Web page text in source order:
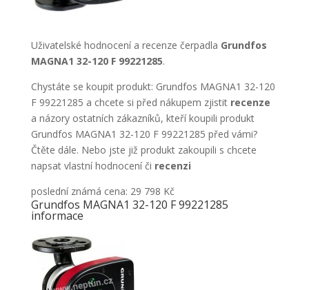
Uživatelské hodnocení a recenze čerpadla Grundfos
MAGNA1 32-120 F 99221285.
Chystáte se koupit produkt: Grundfos MAGNA1 32-120
F 99221285 a chcete si před nákupem zjistit recenze
a názory ostatních zákazníků, kteří koupili produkt
Grundfos MAGNA1 32-120 F 99221285 před vámi?
Čtěte dále. Nebo jste již produkt zakoupili s chcete
napsat vlastní hodnocení či recenzi
poslední známá cena: 29 798 Kč
Grundfos MAGNA1 32-120 F 99221285
informace